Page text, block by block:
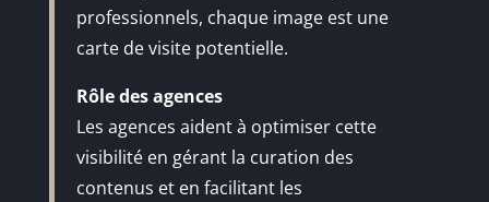
professionnels, chaque image est une
carte de visite potentielle.
Rôle des agences
Les agences aident à optimiser cette
visibilité en gérant la curation des
contenus et en facilitant les